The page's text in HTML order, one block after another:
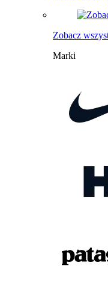
Zobacz
Marki